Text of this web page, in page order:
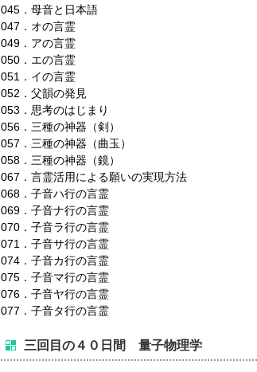
045．母音と日本語
047．オの言霊
049．アの言霊
050．エの言霊
051．イの言霊
052．父韻の発見
053．思考のはじまり
056．三種の神器（剣）
057．三種の神器（曲玉）
058．三種の神器（鏡）
067．言霊活用による願いの実現方法
068．子音ハ行の言霊
069．子音ナ行の言霊
070．子音ラ行の言霊
071．子音サ行の言霊
074．子音カ行の言霊
075．子音マ行の言霊
076．子音ヤ行の言霊
077．子音タ行の言霊
三回目の４０日間 量子物理学